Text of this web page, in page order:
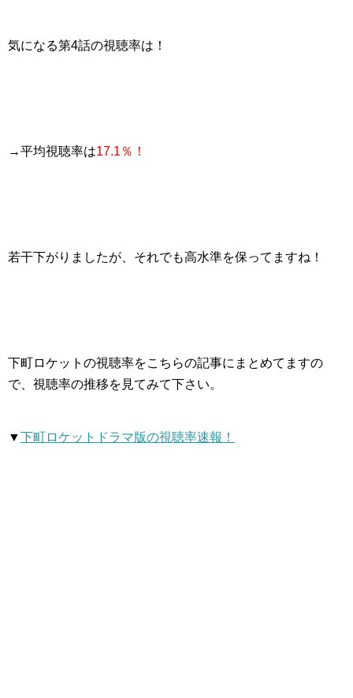
気になる第4話の視聴率は！
→平均視聴率は17.1％！
若干下がりましたが、それでも高水準を保ってますね！
下町ロケットの視聴率をこちらの記事にまとめてますの
で、視聴率の推移を見てみて下さい。
▼下町ロケットドラマ版の視聴率速報！